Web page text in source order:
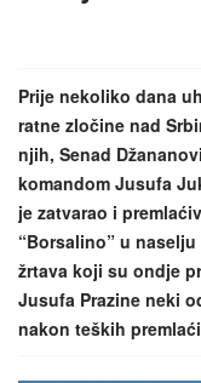
a
o
n
Prije nekoliko dana
ratne zločine nad
njih, Senad
komandom Jusufa
je zatvarao i
“Borsalino” u
žrtava koji su ondje
Jusufa Prazine neki
nakon teških